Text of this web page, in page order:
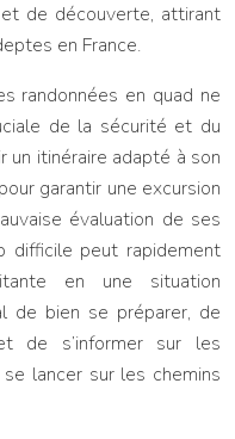
de découverte, attirant
en France.
randonnées en quad ne
de la sécurité et du
un itinéraire adapté à son
garantir une excursion
évaluation de ses
difficile peut rapidement
en une situation
de bien se préparer, de
de s’informer sur les
lancer sur les chemins